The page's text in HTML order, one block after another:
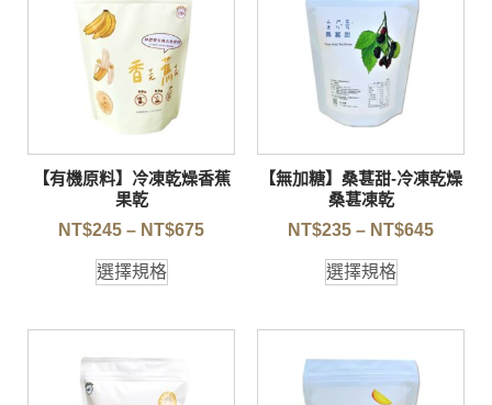
【有機原料】冷凍乾燥香蕉
果乾
NT$245 – NT$675
選擇規格
【無加糖】桑葚甜-冷凍乾燥
桑葚凍乾
NT$235 – NT$645
選擇規格